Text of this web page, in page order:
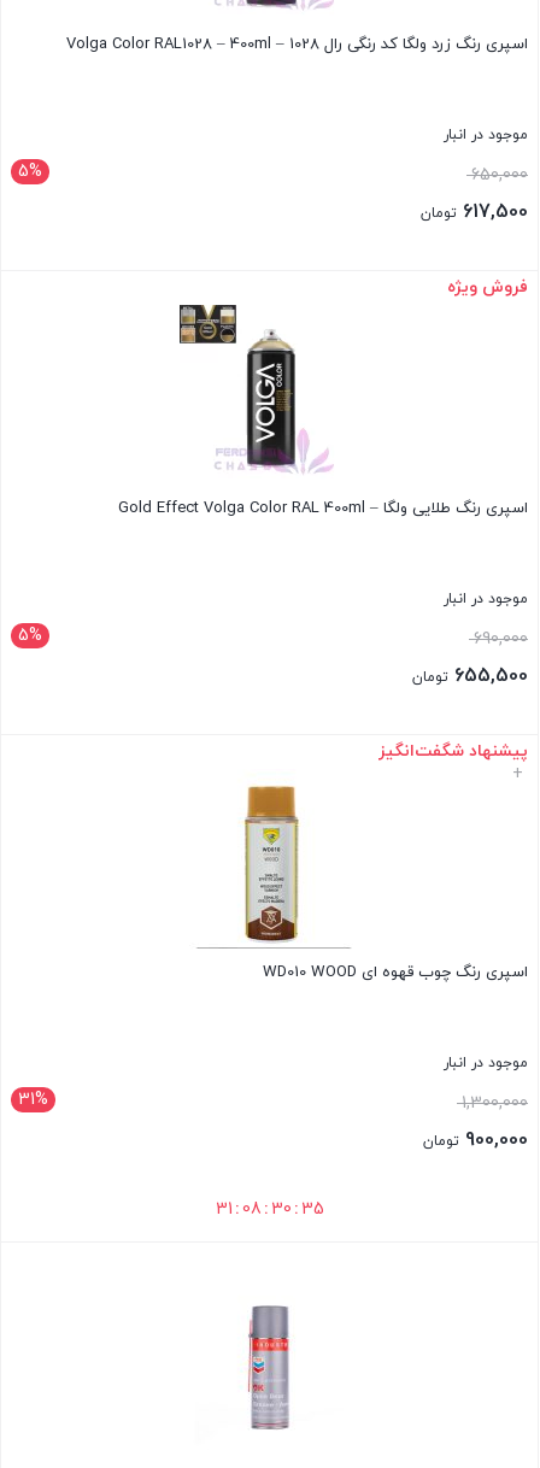
اسپری رنگ زرد ولگا کد رنگی رال 1028 – Volga Color RAL1028 – 400ml
موجود در انبار
5% 650,000قیمت
اصلی:
بود.
617,500 تومان
فعلی:
بستن
فروش ویژه
اسپری رنگ طلایی ولگا – Gold Effect Volga Color RAL 400ml
موجود در انبار
5% 690,000قیمت
اصلی:
بود.
655,500 تومان
فعلی:
655,500 تومان.
بستن
پیشنهاد شگفت‌انگیز
اسپری رنگ چوب قهوه ای WD010 WOOD
موجود در انبار
31% 1,300,000
900,000 تومان
31 :08 : 30 : 34
+